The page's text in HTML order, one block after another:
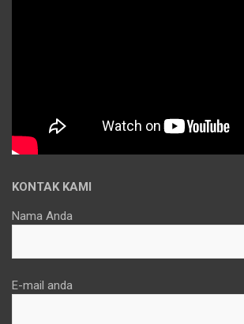
KONTAK KAMI
Nama Anda
E-mail anda